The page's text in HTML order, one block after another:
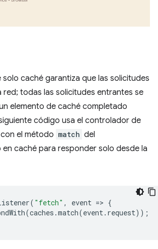
caché garantiza que las solicitudes
red; todas las solicitudes entrantes se
elemento de caché completado
código usa el controlador de
con el método match del
en caché para responder solo desde la
( "fetch" , event => {
(caches .match(event. request));